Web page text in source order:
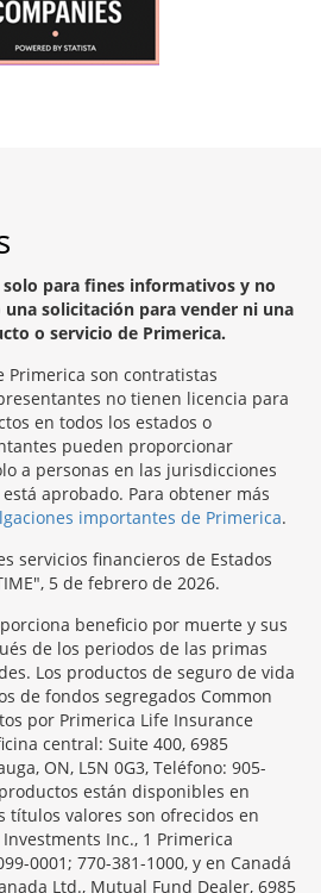
para fines informativos y no
solicitación para vender ni una
o servicio de Primerica.
Primerica son contratistas
no tienen licencia para
en todos los estados o
pueden proporcionar
a personas en las jurisdicciones
aprobado. Para obtener más
importantes de Primerica.
servicios financieros de Estados
5 de febrero de 2026.
beneficio por muerte y sus
de los periodos de las primas
Los productos de seguro de vida
de fondos segregados Common
por Primerica Life Insurance
central: Suite 400, 6985
ON, L5N 0G3, Teléfono: 905-
están disponibles en
títulos valores son ofrecidos en
Inc., 1 Primerica
0001; 770-381-1000, y en Canadá
Ltd., Mutual Fund Dealer, 6985